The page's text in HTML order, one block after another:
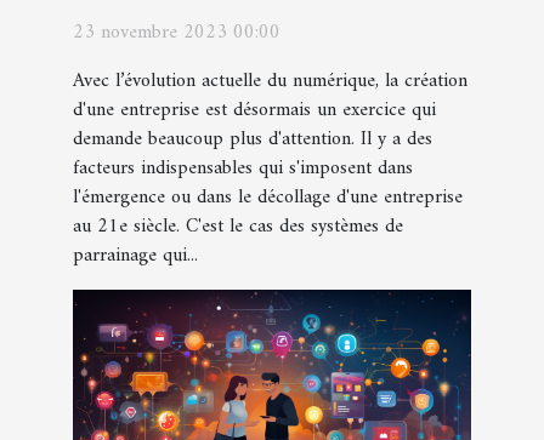
place d'une entreprise ?
23 novembre 2023 00:00
Avec l’évolution actuelle du numérique, la création
d'une entreprise est désormais un exercice qui
demande beaucoup plus d'attention. Il y a des
facteurs indispensables qui s'imposent dans
l'émergence ou dans le décollage d'une entreprise
au 21e siècle. C'est le cas des systèmes de
parrainage qui...